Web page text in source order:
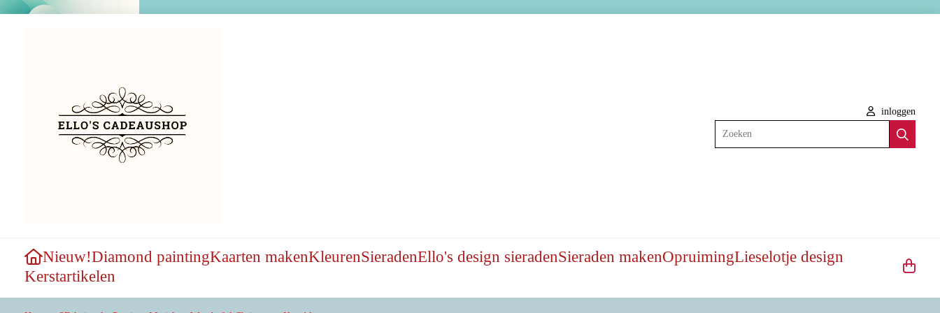
inloggen
Zoeken
Nieuw!Diamond paintingKaarten makenKleurenSieradenEllo's design sieradenSieraden makenOpruimingLieselotje design
Kerstartikelen